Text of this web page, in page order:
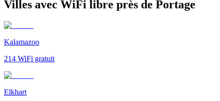
Villes avec WiFi libre près de Portage
Kalamazoo
214 WiFi gratuit
Elkhart